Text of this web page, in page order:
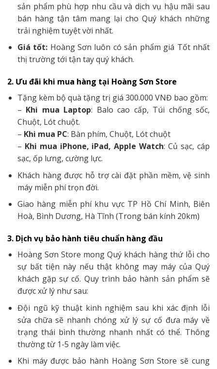
sản phẩm phù hợp nhu cầu và dịch vụ hậu mãi sau
bán hàng tận tâm mang lại cho Quý khách những
trải nghiệm tuyệt vời nhất.
Giá tốt: Hoàng Sơn luôn có sản phẩm giá Tốt nhất
thị trường tới tận tay quý khách.
2. Ưu đãi khi mua hàng tại Hoàng Sơn Store
Tặng kèm bộ quà tặng trị giá 300.000 VNĐ bao gồm:
– Khi mua Laptop: Balo cao cấp, Túi chống sốc,
Chuột, Lót chuột.
– Khi mua PC: Bàn phím, Chuột, Lót chuột
– Khi mua iPhone, iPad, Apple Watch: Củ sạc, cáp
sạc, ốp lưng, cường lực.
Khách hàng được hỗ trợ cài đặt phần mềm, vệ sinh
máy miễn phí trọn đời.
Giao hàng miễn phí khu vực TP Hồ Chí Minh, Biên
Hoà, Bình Dương, Hà Tĩnh (Trong bán kính 20km)
3. Dịch vụ bảo hành tiêu chuẩn hàng đầu
Hoàng Sơn Store mong Quý khách hàng thứ lỗi cho
sự bất tiện này nếu thật không may máy của Quý
khách gặp sự cố. Quy trình bảo hành sản phẩm sẽ
được xử lý như sau:
Đội ngũ kỹ thuật kinh nghiệm sau khi xác định lỗi
sửa chữa sẽ nhanh chóng xử lý sự cố đưa máy về
trạng thái bình thường nhanh nhất có thể. Thông
thường từ 1-5 ngày làm việc.
Khi máy được bảo hành Hoàng Sơn Store sẽ cung